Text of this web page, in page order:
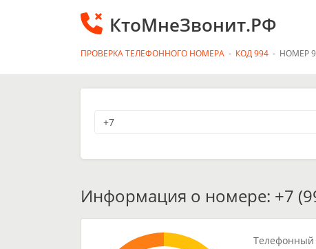
КтоМнеЗвонит.РФ
ПРОВЕРКА ТЕЛЕФОННОГО НОМЕРА - КОД 994 - НОМЕР
Информация о номере: +7
Телефонный